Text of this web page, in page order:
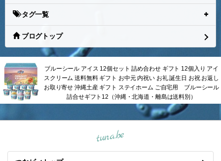
タグ一覧
ブログトップ
ブルーシール アイス 12個セット 詰め合わせ ギフト 12個入り アイ
スクリーム 送料無料 ギフト お中元 内祝い お礼 誕生日 お祝 お返し
お取り寄せ 沖縄土産 ギフト ステイホーム ご自宅用 ブルーシール
詰合せギフト12（沖縄・北海道・離島は送料別）
tuna.be